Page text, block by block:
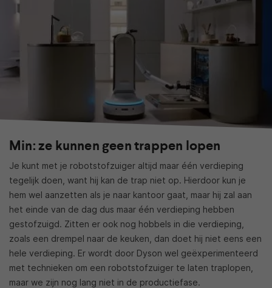
Min: ze kunnen geen trappen lopen
Je kunt met je robotstofzuiger altijd maar één verdieping
tegelijk doen, want hij kan de trap niet op. Hierdoor kun je
hem wel aanzetten als je naar kantoor gaat, maar hij zal aan
het einde van de dag dus maar één verdieping hebben
gestofzuigd. Zitten er ook nog hobbels in die verdieping,
zoals een drempel naar de keuken, dan doet hij niet eens een
hele verdieping. Er wordt door Dyson wel geëxperimenteerd
met technieken om een robotstofzuiger te laten traplopen,
maar we zijn nog lang niet in de productiefase.